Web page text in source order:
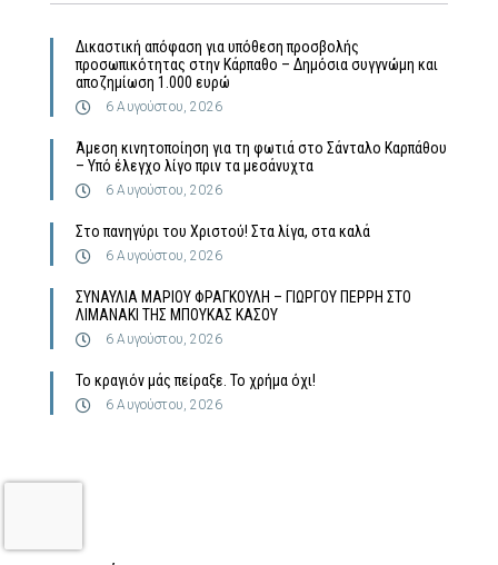
Δικαστική απόφαση για υπόθεση προσβολής
προσωπικότητας στην Κάρπαθο – Δημόσια συγγνώμη και
αποζημίωση 1.000 ευρώ
6 Αυγούστου, 2026
Άμεση κινητοποίηση για τη φωτιά στο Σάνταλο Καρπάθου
– Υπό έλεγχο λίγο πριν τα μεσάνυχτα
6 Αυγούστου, 2026
Στο πανηγύρι του Χριστού! Στα λίγα, στα καλά
6 Αυγούστου, 2026
ΣΥΝΑΥΛΙΑ ΜΑΡΙΟΥ ΦΡΑΓΚΟΥΛΗ – ΓΙΩΡΓΟΥ ΠΕΡΡΗ ΣΤΟ
ΛΙΜΑΝΑΚΙ ΤΗΣ ΜΠΟΥΚΑΣ ΚΑΣΟΥ
6 Αυγούστου, 2026
Το κραγιόν μάς πείραξε. Το χρήμα όχι!
6 Αυγούστου, 2026